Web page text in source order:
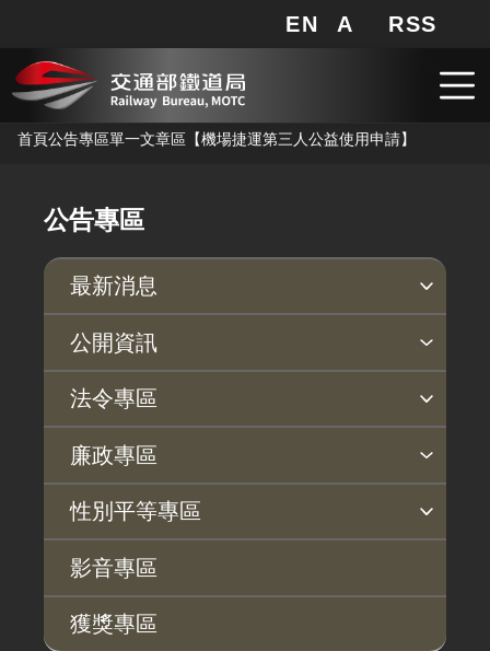
跳到主要內容
網站地圖
EN A 局長信箱
RSS
首頁公告專區單一文章區 【機場捷運第三人公益使用申請】
公告專區
最新消息
新聞稿
公聽會
公告事項
公開資訊
主動公開政府資訊專區
法律及法規命令
解釋性規定及裁量基準
政府機關資訊
行政指導有關文書
施政計畫、業務統計及研究報告
個人資料保護專區
Open Data專區
出版品專區
雙語詞彙專區
生態檢核專區
用地取得行政透明專區
用地公告
用地法規
徵收案件資訊
臺鐵局撥入資產債務基金專區
法令專區
法令查詢
解釋性規定及裁量基準
法令英譯徵集意見專區
訴願文件下載
相關實務判解
相關網站資源
廉政專區
揭弊者保護專區
廉政訊息
利益衝突迴避園地
公務員廉政倫理規範
公職人員財產申報園地
廉政檢舉管道
桃地計畫廉政平臺專網
桃地計畫
廉政平臺
啟動儀式及交流座談會
性別平等專區
性別平等工作小組
宣傳事項
性別平等推動計畫
性別平等統計分析
性別平等影響評估
性騷擾防治
相關網站
影音專區
獲獎專區